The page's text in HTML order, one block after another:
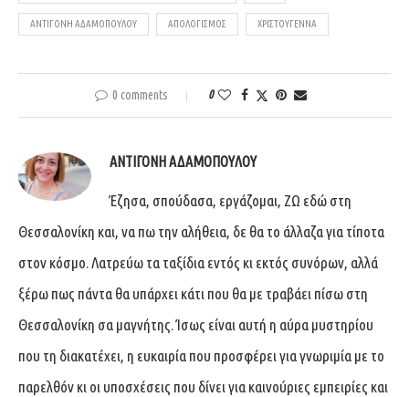
ΑΝΤΙΓΌΝΗ ΑΔΑΜΟΠΟΎΛΟΥ ΑΠΟΛΟΓΙΣΜΌΣ ΧΡΙΣΤΟΎΓΕΝΝΑ
0 comments 0
ΑΝΤΙΓΌΝΗ ΑΔΑΜΟΠΟΎΛΟΥ
Έζησα, σπούδασα, εργάζομαι, ΖΩ εδώ στη
Θεσσαλονίκη και, να πω την αλήθεια, δε θα το άλλαζα για τίποτα
στον κόσμο. Λατρεύω τα ταξίδια εντός κι εκτός συνόρων, αλλά
ξέρω πως πάντα θα υπάρχει κάτι που θα με τραβάει πίσω στη
Θεσσαλονίκη σα μαγνήτης. Ίσως είναι αυτή η αύρα μυστηρίου
που τη διακατέχει, η ευκαιρία που προσφέρει για γνωριμία με το
παρελθόν κι οι υποσχέσεις που δίνει για καινούριες εμπειρίες και